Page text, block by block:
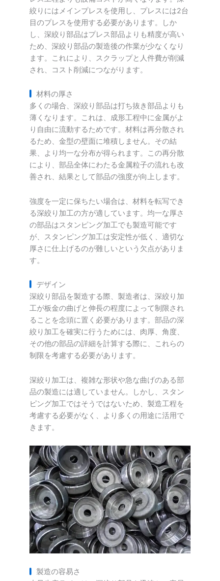
絞りにはメインプレスを使用し、プレスには2台
目のプレスを使用する必要があります。しか
し、深絞り部品はプレス部品よりも精度が高い
ため、深絞り部品の製造後の作業が少なくなり
ます。これにより、スクラップと人件費が削減
され、コスト削減につながります。
材料の厚さ
多くの場合、深絞り部品は打ち抜き部品よりも
薄くなります。これは、成形工程中に金属がよ
り自由に流動するためです。材料は再分散され
るため、金型の壁面に堆積しません。その結
果、より均一な分布が得られます。この再分散
により、部品全体にわたる金属粒子の流れも改
善され、結果として部品の強度が向上します。
強度を一定に保ちたい場合は、材料を転写でき
る深絞り加工の方が適しています。均一な厚さ
の部品はスタンピング加工でも製造可能です
が、スタンピング加工は安定性が低く、適切な
厚さに仕上げるのが難しいという欠点がありま
す。
デザイン
深絞り部品を製造する際、製造者は、深絞り加
工が板金の曲げと伸長の程度によって制限され
ることを念頭に置く必要があります。部品の深
絞り加工を確実に行うためには、肉厚、角度、
その他の部品の詳細を計算する際に、これらの
制限を考慮する必要があります。
深絞り加工は、複雑な形状や急な曲げのある部
品の製造には適していません。しかし、スタン
ピング加工ではそうではないため、製造工程を
考慮する必要がなく、より多くの用途に活用で
きます。
製造の容易さ